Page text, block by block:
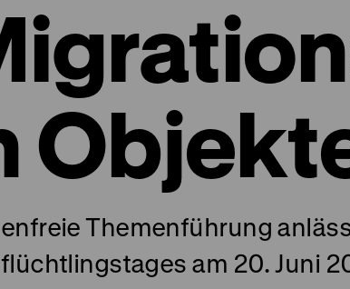
Themenführung
am 20. Juni